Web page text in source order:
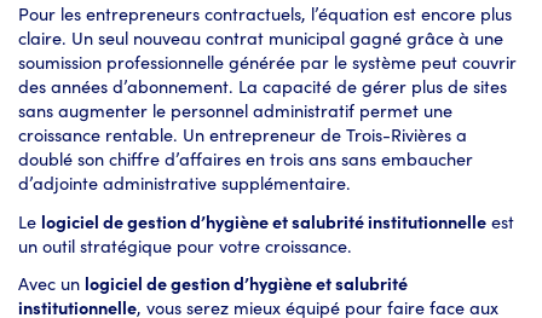
Pour les entrepreneurs contractuels, l’équation est encore plus
claire. Un seul nouveau contrat municipal gagné grâce à une
soumission professionnelle générée par le système peut couvrir
des années d’abonnement. La capacité de gérer plus de sites
sans augmenter le personnel administratif permet une
croissance rentable. Un entrepreneur de Trois-Rivières a
doublé son chiffre d’affaires en trois ans sans embaucher
d’adjointe administrative supplémentaire.
Le logiciel de gestion d’hygiène et salubrité institutionnelle est
un outil stratégique pour votre croissance.
Avec un logiciel de gestion d’hygiène et salubrité
institutionnelle, vous serez mieux équipé pour faire face aux